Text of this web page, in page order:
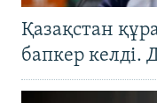
Қазақстан
бапкер келді.